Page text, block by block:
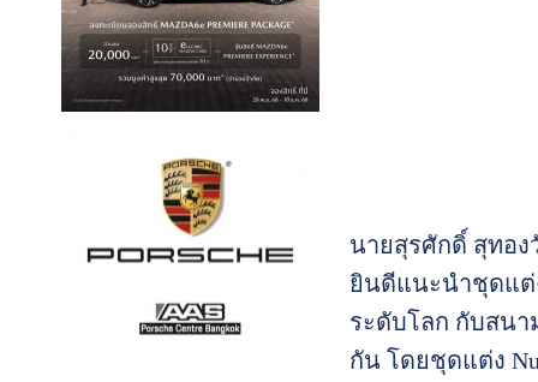
นายสุรศักดิ์ สุทอง
ยินดีแนะนำชุดแต่
ระดับโลก กับสน
กัน โดยชุดแต่ง